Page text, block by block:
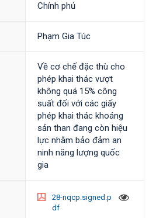
Chính phủ
Phạm Gia Túc
Về cơ chế đặc thù cho
phép khai thác vượt
không quá 15% công
suất đối với các giấy
phép khai thác khoáng
sản than đang còn hiệu
lực nhằm bảo đảm an
ninh năng lượng quốc
gia
28-nqcp.signed.p
df